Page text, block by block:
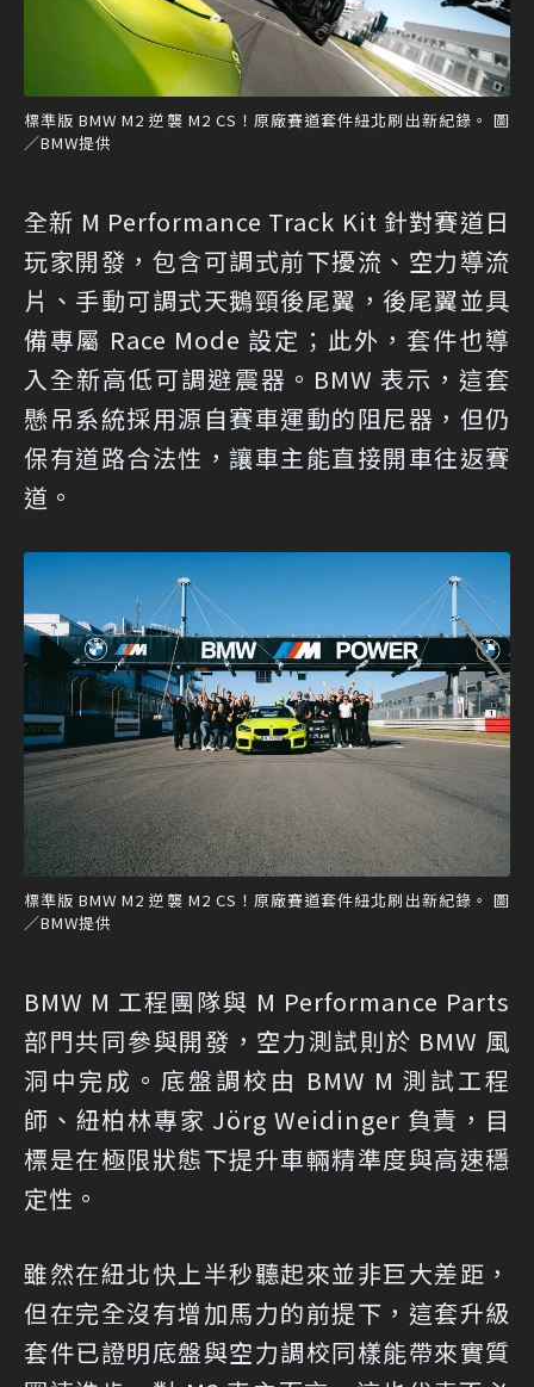
標準版 BMW M2 逆襲 M2 CS！原廠賽道套件紐北刷出新紀錄。 圖
／BMW提供
全新 M Performance Track Kit 針對賽道日
玩家開發，包含可調式前下擾流、空力導流
片、手動可調式天鵝頸後尾翼，後尾翼並具
備專屬 Race Mode 設定；此外，套件也導
入全新高低可調避震器。BMW 表示，這套
懸吊系統採用源自賽車運動的阻尼器，但仍
保有道路合法性，讓車主能直接開車往返賽
道。
標準版 BMW M2 逆襲 M2 CS！原廠賽道套件紐北刷出新紀錄。 圖
／BMW提供
BMW M 工程團隊與 M Performance Parts
部門共同參與開發，空力測試則於 BMW 風
洞中完成。底盤調校由 BMW M 測試工程
師、紐柏林專家 Jörg Weidinger 負責，目
標是在極限狀態下提升車輛精準度與高速穩
定性。
雖然在紐北快上半秒聽起來並非巨大差距，
但在完全沒有增加馬力的前提下，這套升級
套件已證明底盤與空力調校同樣能帶來實質